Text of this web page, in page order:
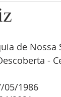
de Nossa
-
05/1986